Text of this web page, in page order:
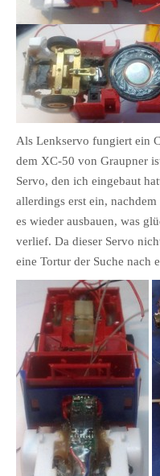
Als Lenkservo fungiert ein
dem XC-50 von Graupner
Servo, den ich eingebaut
allerdings erst ein,
es wieder ausbauen, was
verlief. Da dieser Servo
eine Tortur der Suche nach